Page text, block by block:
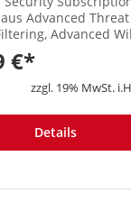
Advanced
Advanced
Advanced
Sie bekannte
und Command-
€*
zzgl. 19% MwSt.
Details